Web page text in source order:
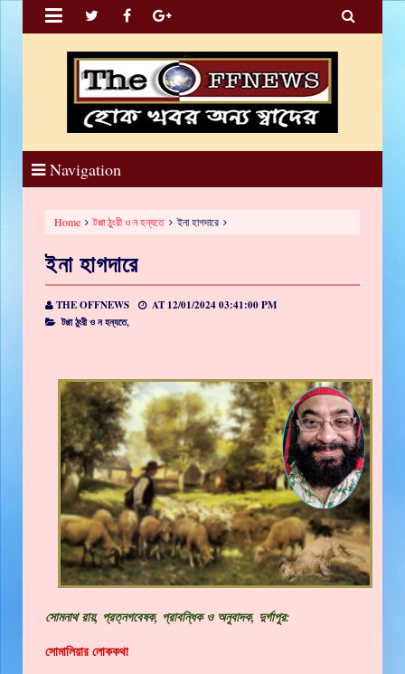
 
Navigation
Home টপ্পা ঠুংরী ও ন হন্যতে ইনা হাগদারে
ইনা হাগদারে
THE OFFNEWS AT 12/01/2024 03:41:00 PM
টপ্পা ঠুংরী ও ন হন্যতে,
সোমনাথ রায়, প্রত্নগবেষক, প্রাবন্ধিক ও অনুবাদক, দুর্গাপুর:
সোমালিয়ার লোককথা